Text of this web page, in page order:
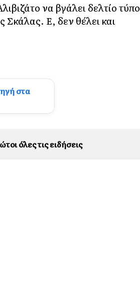
να βγάλει δελτίο
Ε, δεν θέλει και
στα
όλες τις ειδήσεις